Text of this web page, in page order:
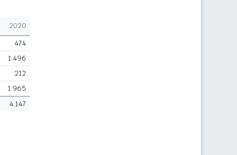
2020
474
1.496
212
1.965
4.147